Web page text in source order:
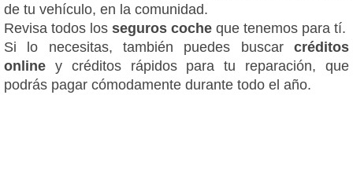
de tu vehículo, en la comunidad.
Revisa todos los seguros coche que tenemos para tí.
Si lo necesitas, también puedes buscar créditos
online y créditos rápidos para tu reparación, que
podrás pagar cómodamente durante todo el año.